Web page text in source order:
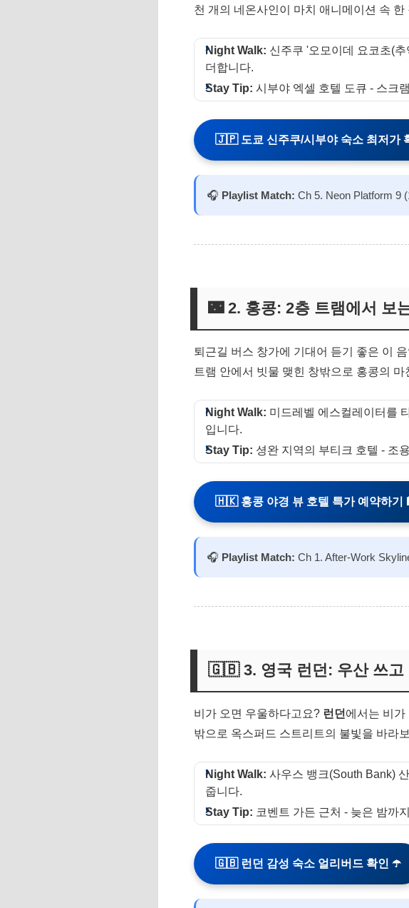
천 개의 네온사인이 마치 애니메이션 속
Night Walk: 신주쿠 '오모이데 요코초(
더합니다.
Stay Tip: 시부야 엑셀 호텔 도큐 - 스크
🇯🇵 도쿄 신주쿠/시부야 숙소 최저가
🎧 Playlist Match: Ch 5. Neon Platform 9
🌃 2. 홍콩: 2층 트램에서 보
퇴근길 버스 창가에 기대어 듣기 좋은 이
트램 안에서 빗물 맺힌 창밖으로 홍콩의
Night Walk: 미드레벨 에스컬레이터를
입니다.
Stay Tip: 셩완 지역의 부티크 호텔 - 조
🇭🇰 홍콩 야경 뷰 호텔 특가 예약하기
🎧 Playlist Match: Ch 1. After-Work
🇬🇧 3. 영국 런던: 우산 쓰고
비가 오면 우울하다고요? 런던 에서는 비가
밖으로 옥스퍼드 스트리트의 불빛을 바라
Night Walk: 사우스 뱅크(South Bank)
줍니다.
Stay Tip: 코벤트 가든 근처 - 늦은 밤까
🇬🇧 런던 감성 숙소 얼리버드 확인 ☂️